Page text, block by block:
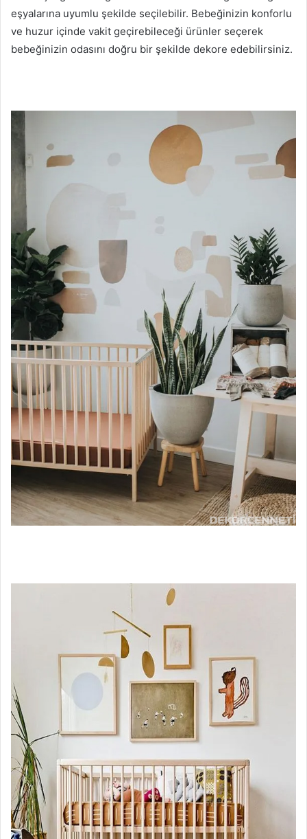
eşyalarına uyumlu şekilde seçilebilir. Bebeğinizin konforlu
ve huzur içinde vakit geçirebileceği ürünler seçerek
bebeğinizin odasını doğru bir şekilde dekore edebilirsiniz.